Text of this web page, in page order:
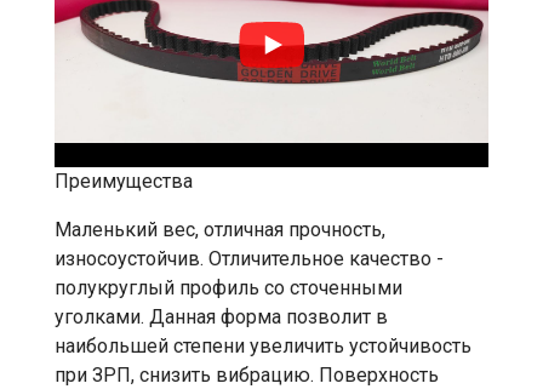
Преимущества
Маленький вес, отличная прочность,
износоустойчив. Отличительное качество -
полукруглый профиль со сточенными
уголками. Данная форма позволит в
наибольшей степени увеличить устойчивость
при ЗРП, снизить вибрацию. Поверхность